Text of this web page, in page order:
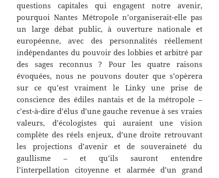
questions capitales qui engagent notre avenir,
pourquoi Nantes Métropole n’organiserait-elle pas
un large débat public, à ouverture nationale et
européenne, avec des personnalités réellement
indépendantes du pouvoir des lobbies et arbitré par
des sages reconnus ? Pour les quatre raisons
évoquées, nous ne pouvons douter que s’opèrera
sur ce qu’est vraiment le Linky une prise de
conscience des édiles nantais et de la métropole –
c’est-à-dire d’élus d’une gauche revenue à ses vraies
valeurs, d’écologistes qui auraient une vision
complète des réels enjeux, d’une droite retrouvant
les projections d’avenir et de souveraineté du
gaullisme – et qu’ils sauront entendre
l’interpellation citoyenne et alarmée d’un grand